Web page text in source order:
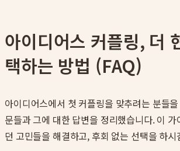
아이디어스 커플링, 더
택하는 방법 (FAQ)
아이디어스에서 첫 커플링을 맞추려는 분들
문들과 그에 대한 답변을 정리했습니다. 이
던 고민들을 해결하고, 후회 없는 선택을 하